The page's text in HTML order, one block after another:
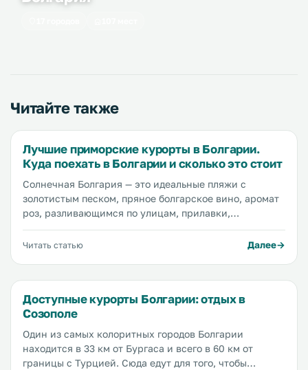
Читайте также
Лучшие приморские курорты в Болгарии.
Куда поехать в Болгарии и сколько это стоит
Солнечная Болгария — это идеальные пляжи с
золотистым песком, пряное болгарское вино, аромат
роз, разливающимся по улицам, прилавки,
заваленные недорогими фруктами и овощами, и, что
особенно приятно, низкие цены на все. На побережье
пляжных курортах Болгарии и об их особенностях...
Читать статью Далее
Доступные курорты Болгарии: отдых в
Созополе
Один из самых колоритных городов Болгарии
находится в 33 км от Бургаса и всего в 60 км от
границы с Турцией. Сюда едут для того, чтобы